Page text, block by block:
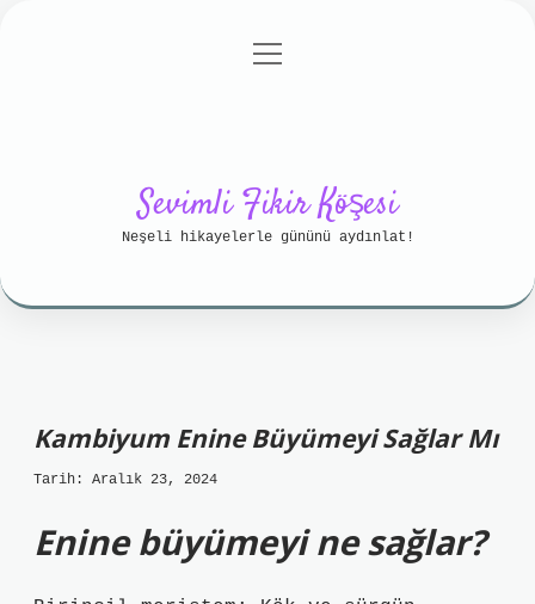
Gizlilik Politikası
menüyü
Sevimli Fikir Köşesi
Neşeli hikayelerle gününü aydınlat!
Kambiyum Enine Büyümeyi Sağlar Mı
Tarih: Aralık 23, 2024
Enine büyümeyi ne sağlar?